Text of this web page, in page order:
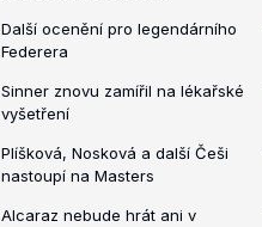
Další ocenění pro legendárního
Federera
Sinner znovu zamířil na lékařské
vyšetření
Plíšková, Nosková a další Češi
nastoupí na Masters
Alcaraz nebude hrát ani v